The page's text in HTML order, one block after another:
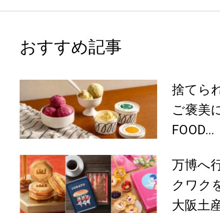
おすすめ記事
捨てら
ご褒美
FOOD...
万博へ
クワク
大阪土